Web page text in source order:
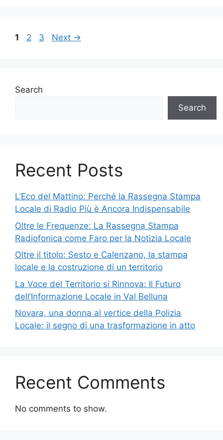
Page
1 Page
2 Page
3 Next →
Search
Search
Recent Posts
L’Eco del Mattino: Perché la Rassegna Stampa
Locale di Radio Più è Ancora Indispensabile
Oltre le Frequenze: La Rassegna Stampa
Radiofonica come Faro per la Notizia Locale
Oltre il titolo: Sesto e Calenzano, la stampa
locale e la costruzione di un territorio
La Voce del Territorio si Rinnova: Il Futuro
dell’Informazione Locale in Val Belluna
Novara, una donna al vertice della Polizia
Locale: il segno di una trasformazione in atto
Recent Comments
No comments to show.